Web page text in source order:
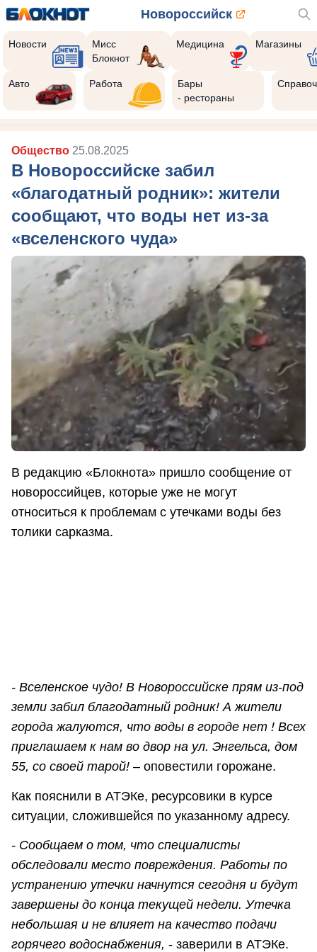
Новороссийск
Новости
Мисс
Блокнот
Медицина Магазины
Авто Работа
Бары
- рестораны
Общество 25.08.2025
В Новороссийске забил
«благодатный родник»: жители
сообщают, что воды нет из-за
«вселенского чуда»
В редакцию «Блокнота» пришло сообщение от
новороссийцев, которые уже не могут
относиться к проблемам с утечками воды без
толики сарказма.
- Вселенское чудо! В Новороссийске прям из-под
земли забил благодатный родник! А жители
города жалуются, что воды в городе нет ! Всех
приглашаем к нам во двор на ул. Энгельса, дом
55, со своей тарой! – оповестили горожане.
Как пояснили в АТЭКе, ресурсовики в курсе
ситуации, сложившейся по указанному адресу.
- Сообщаем о том, что специалисты
обследовали место повреждения. Работы по
устранению утечки начнутся сегодня и будут
завершены до конца текущей недели. Утечка
небольшая и не влияет на качество подачи
горячего водоснабжения, - заверили в АТЭКе.